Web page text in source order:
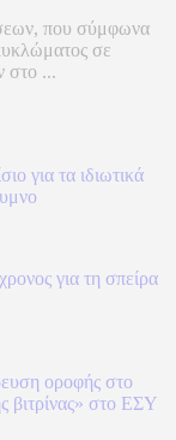
που σύμφωνα
σε
στο ...
για τα ιδιωτικά
για τη σπείρα
οροφής στο
βιτρίνας» στο ΕΣΥ